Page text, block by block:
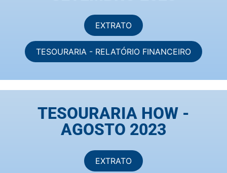
EXTRATO
TESOURARIA - RELATÓRIO FINANCEIRO
TESOURARIA HOW -
AGOSTO 2023
EXTRATO